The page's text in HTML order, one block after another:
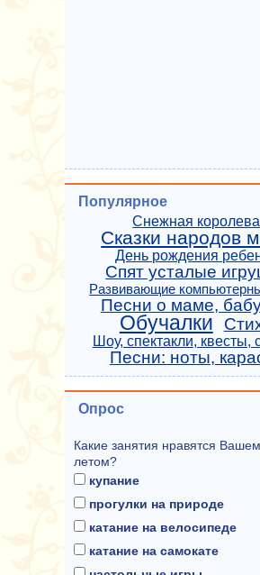
Популярное
Снежная королева
Сказки народов
День рождения
Спят усталые
Развивающие
Песни о маме,
Обучалки
Шоу, спектакли, квесты,
Песни: ноты,
Опрос
Какие занятия нравятся
летом?
купание
прогулки на природе
катание на велосипеде
катание на самокате